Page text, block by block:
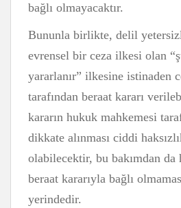
bağlı olmayacaktır.
Bununla birlikte, delil
evrensel bir ceza ilkesi olan
yararlanır” ilkesine istinaden
tarafından beraat kararı
kararın hukuk mahkemesi
dikkate alınması ciddi
olabilecektir, bu bakımdan
beraat kararıyla bağlı
yerindedir.